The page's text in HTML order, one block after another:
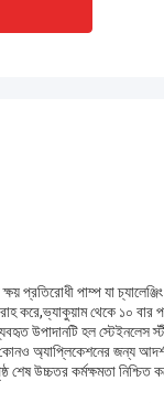
প্রতিরোধী পাম্প যা
করে,ভ্যাকুয়াম থেকে ১০
উপাদানটি হল স্টেইনলেস
অ্যাপ্লিকেশনের জন্য আদর্শ
শেষ উচ্চতর কর্মক্ষমতা